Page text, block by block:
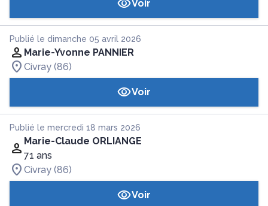
Voir
Publié le dimanche 05 avril 2026
Marie-Yvonne PANNIER
Civray (86)
Voir
Publié le mercredi 18 mars 2026
Marie-Claude ORLIANGE
71 ans
Civray (86)
Voir